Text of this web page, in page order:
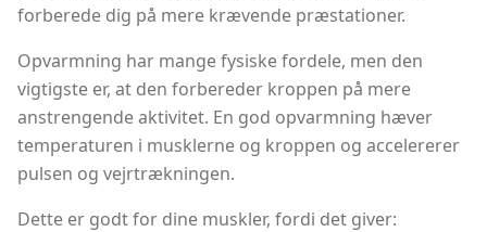
forberede dig på mere krævende præstationer.
Opvarmning har mange fysiske fordele, men den
vigtigste er, at den forbereder kroppen på mere
anstrengende aktivitet. En god opvarmning hæver
temperaturen i musklerne og kroppen og accelererer
pulsen og vejrtrækningen.
Dette er godt for dine muskler, fordi det giver: